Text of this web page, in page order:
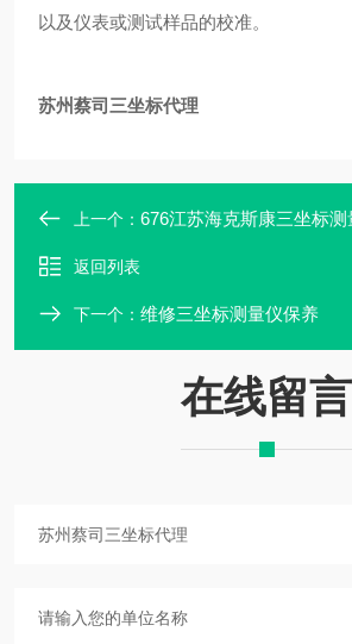
以及仪表或测试样品的校准。
苏州蔡司三坐标代理
上一个： 676江苏海克斯康三坐标测
返回列表
下一个： 维修三坐标测量仪保养
在线留言